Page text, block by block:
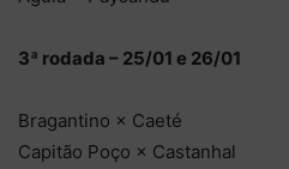
3ª rodada – 25/01 e 26/01
Bragantino × Caeté
Capitão Poço × Castanhal